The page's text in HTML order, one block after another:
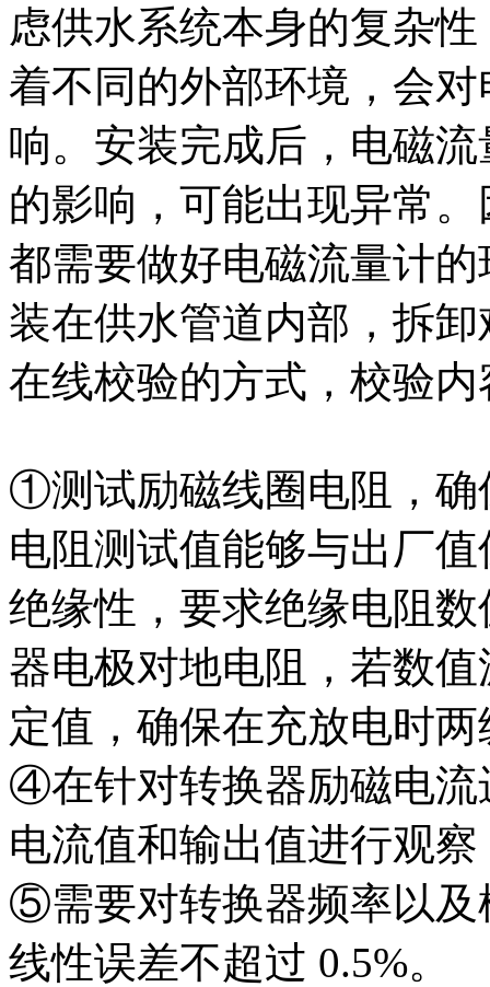
虑供水系统本身的复杂
着不同的外部环境，会
响。安装完成后，电磁
的影响，可能出现异常
都需要做好电磁流量计
装在供水管道内部，拆
在线校验的方式，校验
①测试励磁线圈电阻，确
电阻测试值能够与出厂
绝缘性，要求绝缘电阻
器电极对地电阻，若数
定值，确保在充放电时
④在针对转换器励磁电流
电流值和输出值进行观
⑤需要对转换器频率以及
线性误差不超过 0.5%。